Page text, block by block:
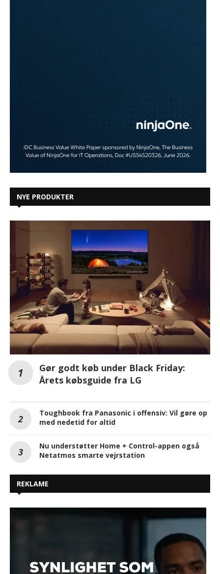
NYE PRODUKTER
Gør godt køb under Black Friday:
Årets købsguide fra LG
Toughbook fra Panasonic i offensiv: Vil gøre op
med nedetid for altid
Nu understøtter Home + Control-appen også
Netatmos smarte vejrstation
REKLAME